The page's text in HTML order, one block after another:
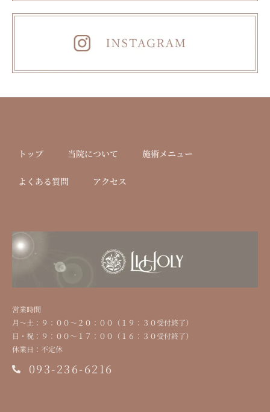
営業時間
⽉〜⼟：９：００〜２０：００（１９：３０受付終了）
⽇・祝：９：００〜１７：００（１６：３０受付終了）
休業⽇：不定休
093-236-6216
トップ 当院について 施術メニュー
よくある質問 アクセス